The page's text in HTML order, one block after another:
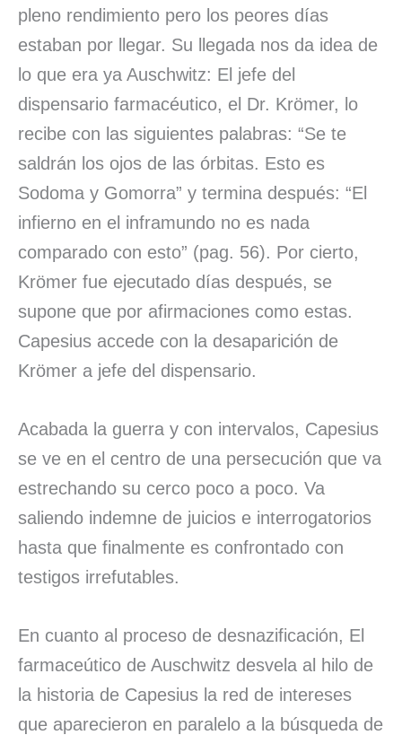
pleno rendimiento pero los peores días
estaban por llegar. Su llegada nos da idea de
lo que era ya Auschwitz: El jefe del
dispensario farmacéutico, el Dr. Krömer, lo
recibe con las siguientes palabras: “Se te
saldrán los ojos de las órbitas. Esto es
Sodoma y Gomorra” y termina después: “El
infierno en el inframundo no es nada
comparado con esto” (pag. 56). Por cierto,
Krömer fue ejecutado días después, se
supone que por afirmaciones como estas.
Capesius accede con la desaparición de
Krömer a jefe del dispensario.
Acabada la guerra y con intervalos, Capesius
se ve en el centro de una persecución que va
estrechando su cerco poco a poco. Va
saliendo indemne de juicios e interrogatorios
hasta que finalmente es confrontado con
testigos irrefutables.
En cuanto al proceso de desnazificación, El
farmaceútico de Auschwitz desvela al hilo de
la historia de Capesius la red de intereses
que aparecieron en paralelo a la búsqueda de